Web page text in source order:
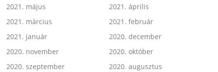
2021. május
2021. április
2021. március
2021. február
2021. január
2020. december
2020. november
2020. október
2020. szeptember
2020. augusztus